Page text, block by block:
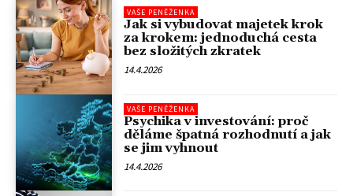
VAŠE PENĚŽENKA
Jak si vybudovat majetek krok
za krokem: jednoduchá cesta
bez složitých zkratek
14.4.2026
VAŠE PENĚŽENKA
Psychika v investování: proč
děláme špatná rozhodnutí a jak
se jim vyhnout
14.4.2026